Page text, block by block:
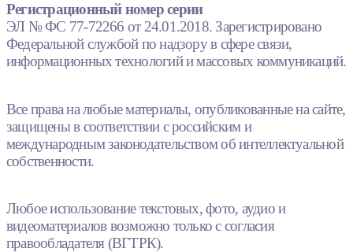
Регистрационный номер серии
ЭЛ № ФС 77-72266 от 24.01.2018. Зарегистрировано
Федеральной службой по надзору в сфере связи,
информационных технологий и массовых коммуникаций.
Все права на любые материалы, опубликованные на сайте,
защищены в соответствии с российским и
международным законодательством об интеллектуальной
собственности.
Любое использование текстовых, фото, аудио и
видеоматериалов возможно только с согласия
правообладателя (ВГТРК).